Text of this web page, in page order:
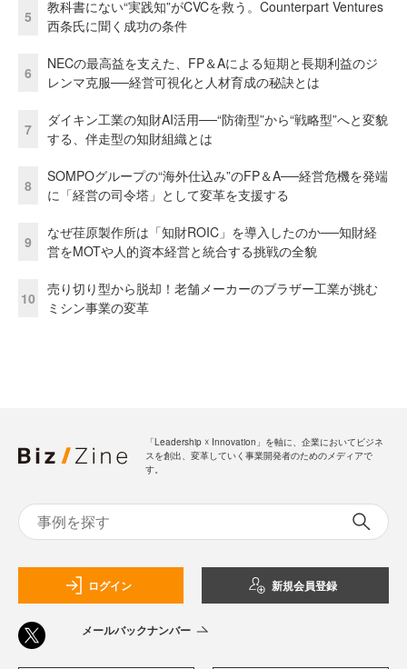
5
教科書にない“実践知”がCVCを救う。Counterpart Ventures
西条氏に聞く成功の条件
6
NECの最高益を支えた、FP＆Aによる短期と長期利益のジ
レンマ克服──経営可視化と人材育成の秘訣とは
7
ダイキン工業の知財AI活用──“防衛型”から“戦略型”へと変貌
する、伴走型の知財組織とは
8
SOMPOグループの“海外仕込み”のFP＆A──経営危機を発端
に「経営の司令塔」として変革を支援する
9
なぜ荏原製作所は「知財ROIC」を導入したのか──知財経
営をMOTや人的資本経営と統合する挑戦の全貌
10
売り切り型から脱却！老舗メーカーのブラザー工業が挑む
ミシン事業の変革
「Leadership ☓ Innovation」を軸に、企業においてビジネ
スを創出、変革していく事業開発者のためのメディアで
す。
ログイン 新規会員登録
メールバックナンバー